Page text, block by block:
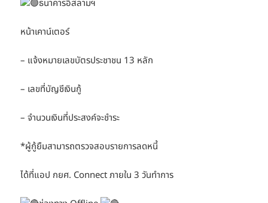
ธนาคารอิสลามฯ
หน้าเคาน์เตอร์
– แจ้งหมายเลขบัตรประชาชน 13 หลัก
– เลขที่บัญชีเงินกู้
– จำนวนเงินที่ประสงค์จะชำระ
*ผู้กู้ยืมสามารถตรวจสอบรายการลดหนี้
ได้ที่แอป กยศ. Connect ภายใน 3 วันทำการ